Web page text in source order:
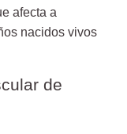
afecta a
nacidos vivos
de